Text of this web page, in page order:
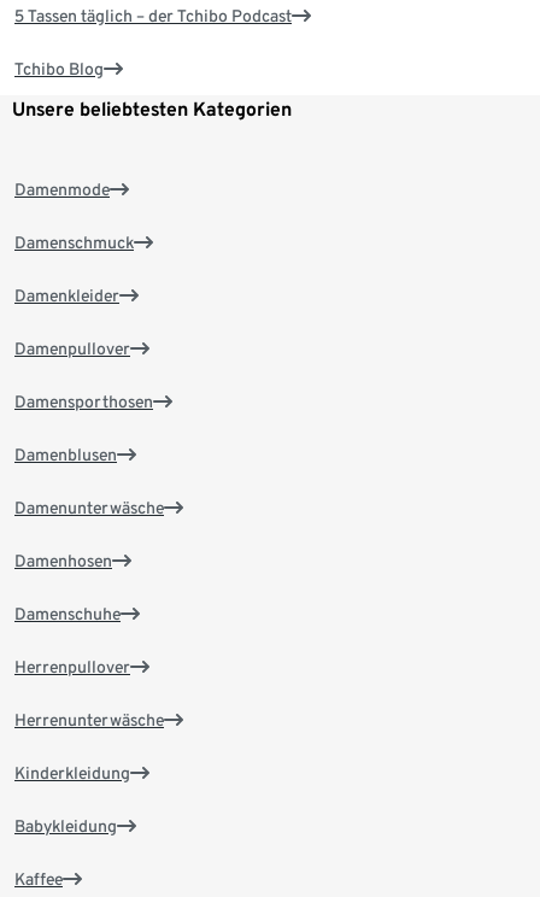
5 Tassen täglich – der Tchibo Podcast
Tchibo Blog
Unsere beliebtesten Kategorien
Damenmode
Damenschmuck
Damenkleider
Damenpullover
Damensporthosen
Damenblusen
Damenunterwäsche
Damenhosen
Damenschuhe
Herrenpullover
Herrenunterwäsche
Kinderkleidung
Babykleidung
Kaffee